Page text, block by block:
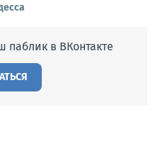
паблик в ВКонтакте